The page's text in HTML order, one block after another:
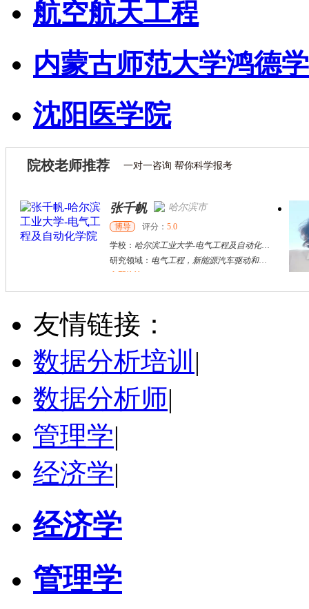
航空航天工程
内蒙古师范大学鸿德
沈阳医学院
院校老师推荐 一对一咨询 帮你科学报考
张千帆 哈尔滨市
博导 评分： 5.0
学校： 哈尔滨工业大学-电气工程及自动化学院
研究领域： 电气工程，新能源汽车驱动和充电
立即咨询
何斌锋 苏州市
其他
学校：南京大学
立即咨询
友情链接：
数据分析培训 |
数据分析师|
管理学|
经济学|
经济学
管理学